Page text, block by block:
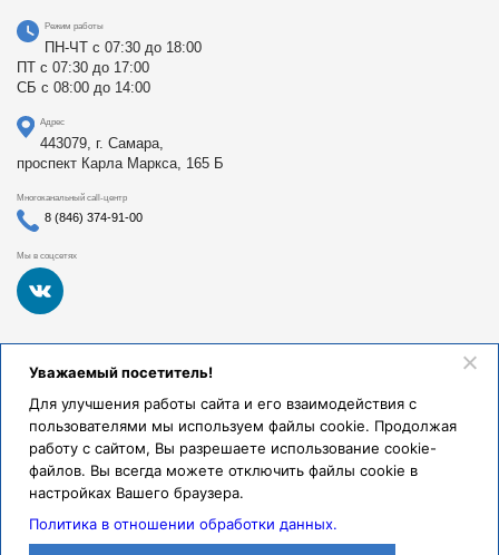
Режим работы
ПН-ЧТ с 07:30 до 18:00
ПТ с 07:30 до 17:00
СБ с 08:00 до 14:00
Адрес
443079, г. Самара,
проспект Карла Маркса, 165 Б
Многоканальный call-центр
8 (846) 374-91-00
Мы в соцсетях
Федеральное государственное бюджетное образовательное
учреждение высшего образования «Самарский
здравоохранения Российской Федерации». Клиники СамГМУ
были основаны в 1930 году.
Реквизиты и правовая информация
Политика обработки персональных данных
© Клиники СамГМУ, 2026.
Уважаемый посетитель!
Для улучшения работы сайта и его взаимодействия с
пользователями мы используем файлы cookie. Продолжая
работу с сайтом, Вы разрешаете использование cookie-
файлов. Вы всегда можете отключить файлы cookie в
настройках Вашего браузера.
Политика в отношении обработки данных.